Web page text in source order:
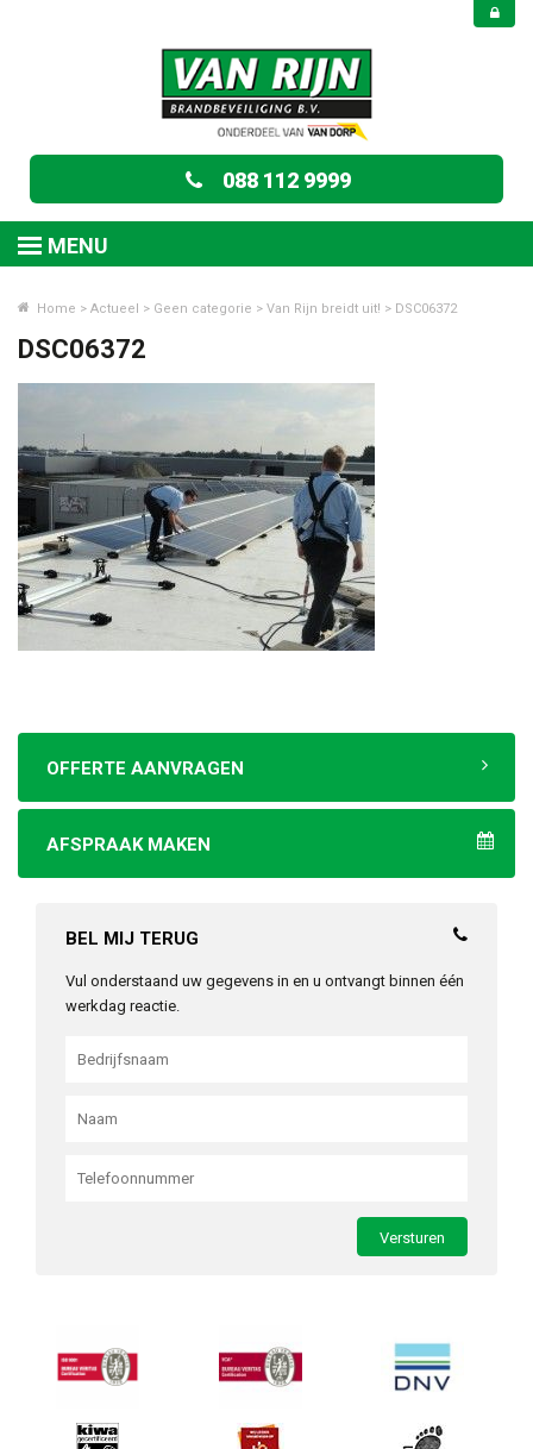
088 112 9999
MENU
Home > Actueel > Geen categorie > Van Rijn breidt uit! > DSC06372
DSC06372
OFFERTE AANVRAGEN
AFSPRAAK MAKEN
BEL MIJ TERUG
Vul onderstaand uw gegevens in en u ontvangt binnen één
werkdag reactie.